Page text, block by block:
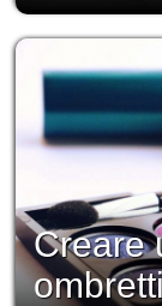
Creare